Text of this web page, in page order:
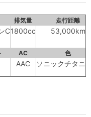
排気量 走行距離
C1800cc 53,000km
AC 色
AAC ソニックチタニ